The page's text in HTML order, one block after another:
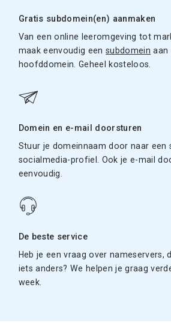
Gratis subdomein(en) aanmaken
Van een online leeromgeving tot
maak eenvoudig eensubdomein aan
hoofddomein. Geheel kosteloos.
Domein en e-mail doorsturen
Stuur je domeinnaam door naar een
socialmedia-profiel. Ook je e-mail
eenvoudig.
De beste service
Heb je een vraag over nameservers,
iets anders? We helpen je graag
week.